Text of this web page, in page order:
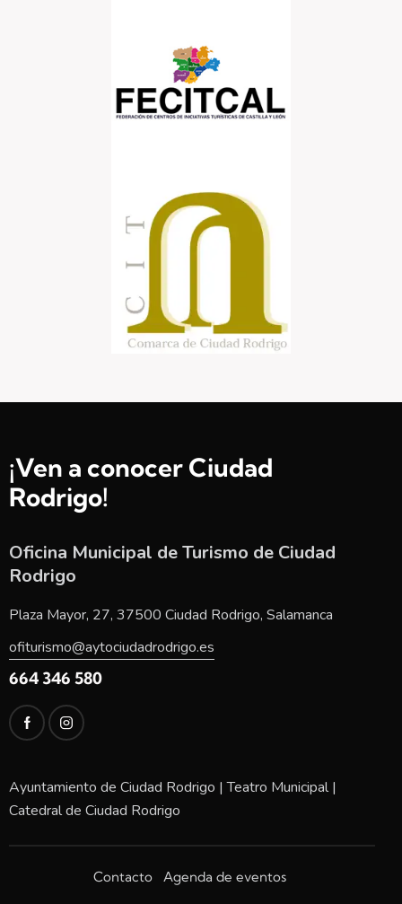
¡Ven a conocer Ciudad
Rodrigo!
Oficina Municipal de Turismo de Ciudad
Rodrigo
Plaza Mayor, 27, 37500 Ciudad Rodrigo, Salamanca
ofiturismo@aytociudadrodrigo.es
664 346 580
Ayuntamiento de Ciudad Rodrigo |Teatro Municipal|
Catedral de Ciudad Rodrigo
Contacto Agenda de eventos